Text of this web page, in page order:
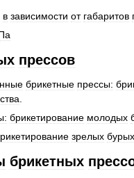
в зависимости от габаритов
прессов
брикетные прессы:
брикетирование молодых
зрелых бурых
брикетных